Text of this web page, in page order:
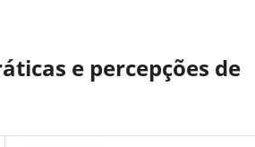
e percepções de